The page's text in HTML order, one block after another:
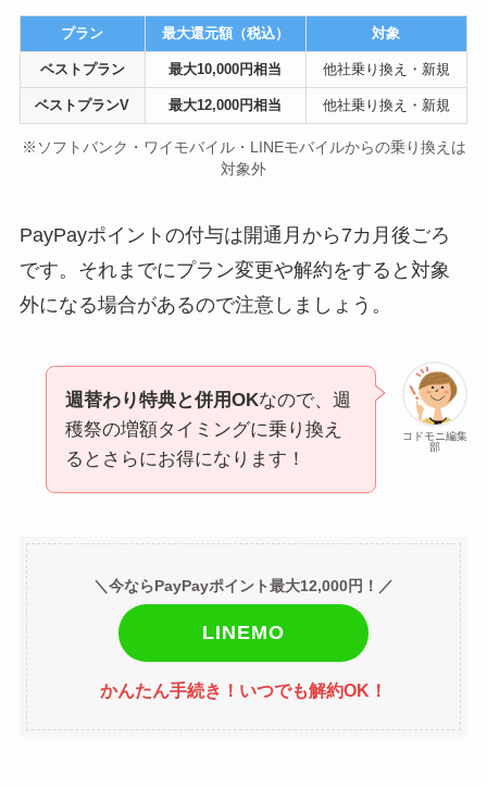
プラン 最大還元額（税込） 対象
ベストプラン 最大10,000円相当 他社乗り換え・新規
ベストプランV 最大12,000円相当 他社乗り換え・新規
※ソフトバンク・ワイモバイル・LINEモバイルからの乗り換えは
対象外
PayPayポイントの付与は開通月から7カ月後ごろ
です。それまでにプラン変更や解約をすると対象
外になる場合があるので注意しましょう。
コドモニ編集
部
週替わり特典と併用OKなので、週
穫祭の増額タイミングに乗り換え
るとさらにお得になります！
＼今ならPayPayポイント最大12,000円！／
LINEMO
かんたん手続き！いつでも解約OK！